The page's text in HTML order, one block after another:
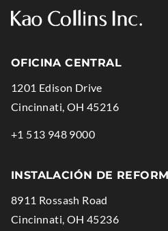
OFICINA CENTRAL
1201 Edison Drive
Cincinnati, OH 45216.
in
window.
+1 513 948 9000.
Link.
INSTALACIÓN DE
8911 Rossash Road
Cincinnati, OH 45236.